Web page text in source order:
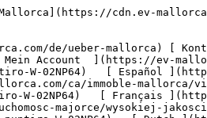
de/mallorca-immobilien?contract_type=0&type%5B0%5D=2) [ Penthouse ](https://ev-mallorca.com/de/mallorca-immobilien?contract_type=0&type%5B0%5D=5) [ Grundstück ](https://ev-mallorca.com/de/mallorca-immobilien?contract_type=0&type%5B0%5D=3) [ Neubauprojekt ](https://ev-mallorca.com/de/mallorca-immobilien?contract_type=0&type%5B0%5D=development) 

   Mieten     [ Alle Immobilien ](https://ev-mallorca.com/de/mallorca-immobilien?contract_type=1) [ Haus ](https://ev-mallorca.com/de/mallorca-immobilien?contract_type=1&type%5B0%5D=0) [ Finca ](https://ev-mallorca.com/de/mallorca-immobilien?contract_type=1&type%5B0%5D=1) [ Apartment ](https://ev-mallorca.com/de/mallorca-immobilien?contract_type=1&type%5B0%5D=2) [ Penthouse ](https://ev-mallorca.com/de/mallorca-immobilien?contract_type=1&type%5B0%5D=5) 

   Ferienvermietung     [ Alle Immobilien ](https://ev-mallorca.com/de/holiday-rentals) [ Haus ](https://ev-mallorca.com/de/holiday-rentals?type%5B0%5D=0) [ Finca ](https://ev-mallorca.com/de/holiday-rentals?type%5B0%5D=1) [ Apartment ](https://ev-mallorca.com/de/holiday-rentals?type%5B0%5D=2) [ Penthouse ](https://ev-mallorca.com/de/holiday-rentals?type%5B0%5D=5) 

   Gewerbe     [ Alle Immobilien ](https://ev-mallorca.com/de/gewerbeimmobilien) [ Land und Forstwirtschaft ](https://ev-mallorca.com/de/gewerbeimmobilien?type%5B0%5D=6) [ Hotel ](https://ev-mallorca.com/de/gewerbeimmobilien?type%5B0%5D=7) [ Industrie ](https://ev-mallorca.com/de/gewerbeimmobilien?type%5B0%5D=8) [ Investment ](https://ev-mallorca.com/de/gewerbeimmobilien?type%5B0%5D=9) [ Gastronomie ](https://ev-mallorca.com/de/gewerbeimmobilien?type%5B0%5D=10) [ Grundstück ](https://ev-mallorca.com/de/